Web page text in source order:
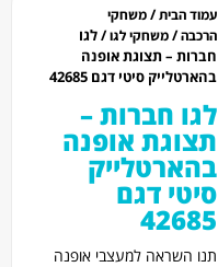
עמוד הבית/משחקי
הרכבה/משחקי לגו/ לגו
חברות – תצוגת אופנה
בהארטלייק סיטי דגם 42685
לגו חברות –
תצוגת אופנה
בהארטלייק
סיטי דגם
42685
תנו השראה למעצבי אופנה